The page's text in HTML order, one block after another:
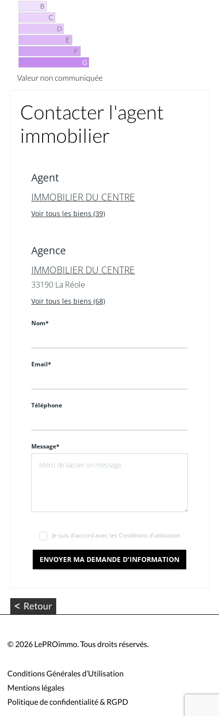
Valeur non communiquée
Contacter l'agent
immobilier
Agent
IMMOBILIER DU CENTRE
Voir tous les biens (39)
Agence
IMMOBILIER DU CENTRE
33190 La Réole
Voir tous les biens (68)
Nom*
Email*
Téléphone
Message*
Je suis d'accord avec les Conditions d'utilisation
ENVOYER MA DEMANDE D'INFORMATION
< Retour
© 2026 LePROimmo. Tous droits réservés.
Conditions Générales d’Utilisation
Mentions légales
Politique de confidentialité & RGPD